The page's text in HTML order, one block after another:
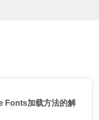
Fonts加载方法的解